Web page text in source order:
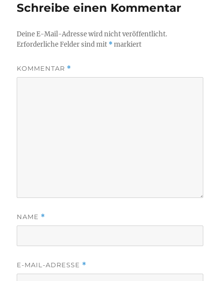
Schreibe einen Kommentar
Deine E-Mail-Adresse wird nicht veröffentlicht.
Erforderliche Felder sind mit *markiert
KOMMENTAR *
NAME *
E-MAIL-ADRESSE *